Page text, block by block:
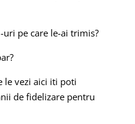
pe care le-ai trimis?
le vezi aici iti poti
de fidelizare pentru